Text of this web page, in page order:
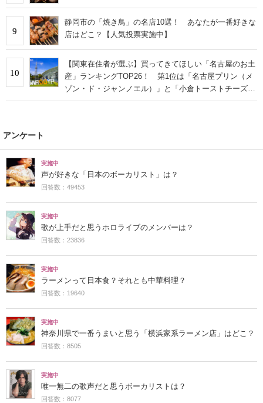
9
静岡市の「焼き鳥」の名店10選！ あなたが一番好きな
店はどこ？【人気投票実施中】
10
【関東在住者が選ぶ】買ってきてほしい「名古屋のお土
産」ランキングTOP26！ 第1位は「名古屋プリン（メ
ゾン・ド・ジャンノエル）」と「小倉トーストチーズケ
ーキ（東海寿）」【2026年最新調査結果】
アンケート
実施中
声が好きな「日本のボーカリスト」は？
回答数：49453
実施中
歌が上手だと思うホロライブのメンバーは？
回答数：23836
実施中
ラーメンって日本食？それとも中華料理？
回答数：19640
実施中
神奈川県で一番うまいと思う「横浜家系ラーメン店」はどこ？
回答数：8505
実施中
唯一無二の歌声だと思うボーカリストは？
回答数：8077